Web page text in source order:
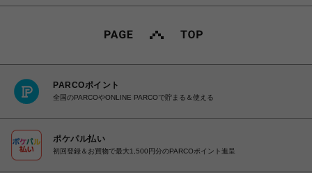
PARCOポイント
全国のPARCOやONLINE PARCOで貯まる＆使える
ポケパル払い
初回登録＆お買物で最大1,500円分のPARCOポイント進呈